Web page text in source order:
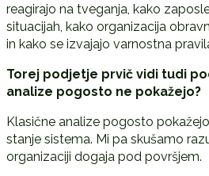
reagirajo na tveganja, kako
situacijah, kako organizacija
in kako se izvajajo varnostna
Torej podjetje prvičvidi tudi
analize pogosto ne pokažejo?
Klasične analize pogosto
stanje sistema. Mi pa skušamo
organizaciji dogaja pod površjem.